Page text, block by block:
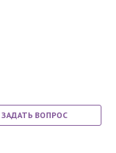
ЗАДАТЬ ВОПРОС